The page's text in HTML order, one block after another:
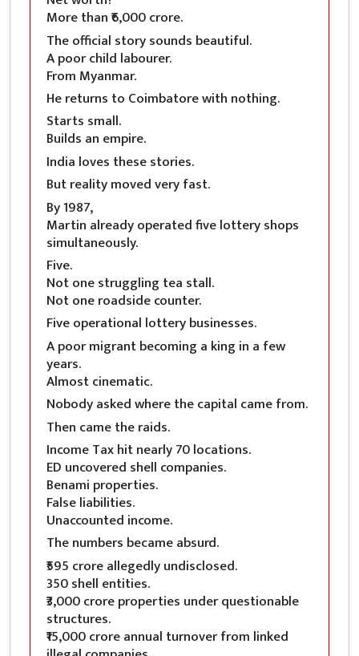
More than ₹6,000 crore.
The official story sounds beautiful.
A poor child labourer.
From Myanmar.
He returns to Coimbatore with nothing.
Starts small.
Builds an empire.
India loves these stories.
But reality moved very fast.
By 1987,
Martin already operated five lottery shops
simultaneously.
Five.
Not one struggling tea stall.
Not one roadside counter.
Five operational lottery businesses.
A poor migrant becoming a king in a few
years.
Almost cinematic.
Nobody asked where the capital came from.
Then came the raids.
Income Tax hit nearly 70 locations.
ED uncovered shell companies.
Benami properties.
False liabilities.
Unaccounted income.
The numbers became absurd.
₹595 crore allegedly undisclosed.
350 shell entities.
₹3,000 crore properties under questionable
structures.
₹15,000 crore annual turnover from linked